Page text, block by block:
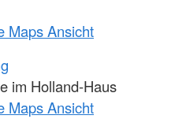
Maps Ansicht
im Holland-Haus
Maps Ansicht